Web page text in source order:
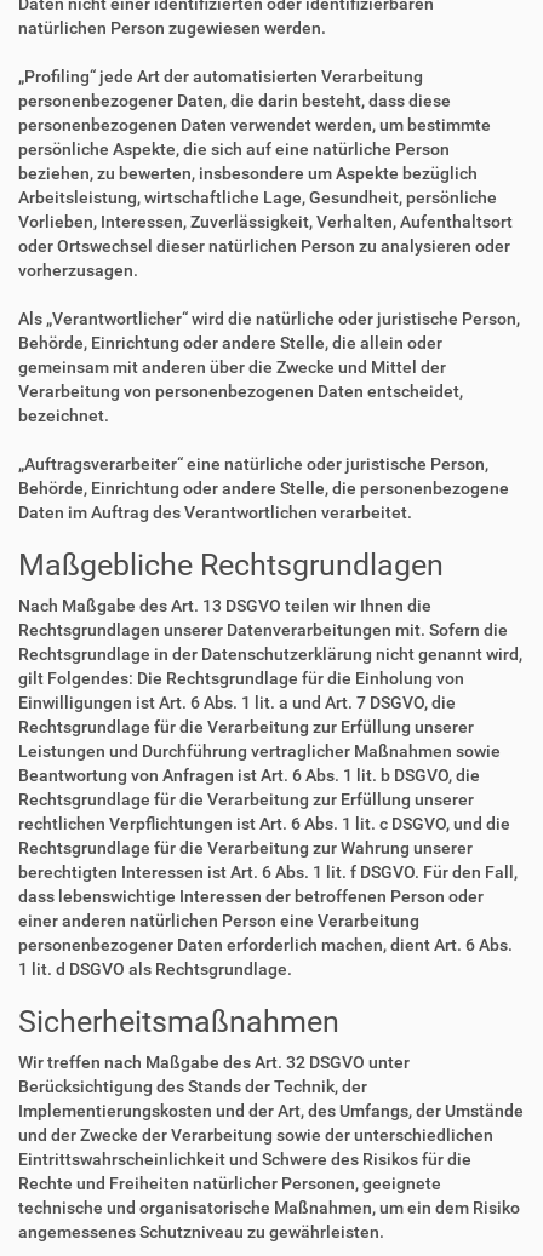
Daten nicht einer identifizierten oder identifizierbaren
natürlichen Person zugewiesen werden.
„Profiling“ jede Art der automatisierten Verarbeitung
personenbezogener Daten, die darin besteht, dass diese
personenbezogenen Daten verwendet werden, um bestimmte
persönliche Aspekte, die sich auf eine natürliche Person
beziehen, zu bewerten, insbesondere um Aspekte bezüglich
Arbeitsleistung, wirtschaftliche Lage, Gesundheit, persönliche
Vorlieben, Interessen, Zuverlässigkeit, Verhalten, Aufenthaltsort
oder Ortswechsel dieser natürlichen Person zu analysieren oder
vorherzusagen.
Als „Verantwortlicher“ wird die natürliche oder juristische Person,
Behörde, Einrichtung oder andere Stelle, die allein oder
gemeinsam mit anderen über die Zwecke und Mittel der
Verarbeitung von personenbezogenen Daten entscheidet,
bezeichnet.
„Auftragsverarbeiter“ eine natürliche oder juristische Person,
Behörde, Einrichtung oder andere Stelle, die personenbezogene
Daten im Auftrag des Verantwortlichen verarbeitet.
Maßgebliche Rechtsgrundlagen
Nach Maßgabe des Art. 13 DSGVO teilen wir Ihnen die
Rechtsgrundlagen unserer Datenverarbeitungen mit. Sofern die
Rechtsgrundlage in der Datenschutzerklärung nicht genannt wird,
gilt Folgendes: Die Rechtsgrundlage für die Einholung von
Einwilligungen ist Art. 6 Abs. 1 lit. a und Art. 7 DSGVO, die
Rechtsgrundlage für die Verarbeitung zur Erfüllung unserer
Leistungen und Durchführung vertraglicher Maßnahmen sowie
Beantwortung von Anfragen ist Art. 6 Abs. 1 lit. b DSGVO, die
Rechtsgrundlage für die Verarbeitung zur Erfüllung unserer
rechtlichen Verpflichtungen ist Art. 6 Abs. 1 lit. c DSGVO, und die
Rechtsgrundlage für die Verarbeitung zur Wahrung unserer
berechtigten Interessen ist Art. 6 Abs. 1 lit. f DSGVO. Für den Fall,
dass lebenswichtige Interessen der betroffenen Person oder
einer anderen natürlichen Person eine Verarbeitung
personenbezogener Daten erforderlich machen, dient Art. 6 Abs.
1 lit. d DSGVO als Rechtsgrundlage.
Sicherheitsmaßnahmen
Wir treffen nach Maßgabe des Art. 32 DSGVO unter
Berücksichtigung des Stands der Technik, der
Implementierungskosten und der Art, des Umfangs, der Umstände
und der Zwecke der Verarbeitung sowie der unterschiedlichen
Eintrittswahrscheinlichkeit und Schwere des Risikos für die
Rechte und Freiheiten natürlicher Personen, geeignete
technische und organisatorische Maßnahmen, um ein dem Risiko
angemessenes Schutzniveau zu gewährleisten.